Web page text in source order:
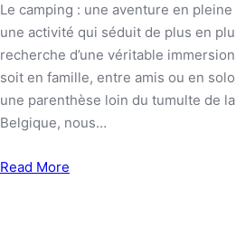
Le camping : une aventure en
une activité qui séduit de plus en
recherche d’une véritable
soit en famille, entre amis ou en
une parenthèse loin du tumulte de
Belgique, nous…
Read More